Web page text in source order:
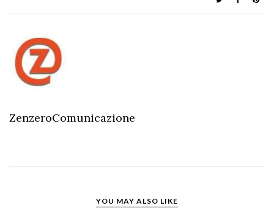
ZenzeroComunicazione
YOU MAY ALSO LIKE